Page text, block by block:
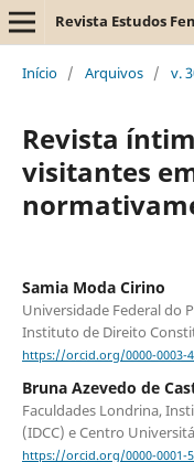
Revista Estudos
Início / Arquivos / v.
Revista
visitantes
Samia Moda Cirino
Universidade Federal do
Instituto de Direito
https://orcid.org/0000-0003-
Bruna Azevedo de
Faculdades Londrina,
(IDCC) e Centro
https://orcid.org/0000-0001-